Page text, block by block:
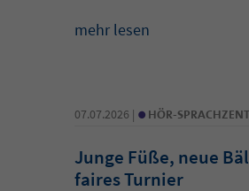
mehr lesen
07.07.2026 | • HÖR-
Junge Füße, neue
faires Turnier